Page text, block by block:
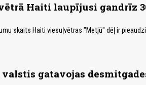
Haiti laupījusi gandrīz
skaits Haiti viesuļvētras "Metjū" dēļ ir
gatavojas